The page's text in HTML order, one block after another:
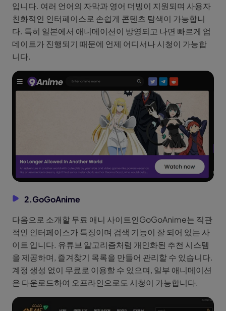
입니다. 여러 언어의 자막과 영어 더빙이 지원되며 사용자
친화적인 인터페이스로 손쉽게 콘텐츠 탐색이 가능합니
다. 특히 일본에서 애니메이션이 방영되고 나면 빠르게 업
데이트가 진행되기 때문에 언제 어디서나 시청이 가능합
니다.
2.GoGoAnime
다음으로 소개할 무료 애니 사이트인GoGoAnime는 직관
적인 인터페이스가 특징이며 검색 기능이 잘 되어 있는 사
이트 입니다. 유튜브 알고리즘처럼 개인화된 추천 시스템
을 제공하며, 즐겨찾기 목록을 만들어 관리할 수 있습니다.
계정 생성 없이 무료로 이용할 수 있으며, 일부 애니메이션
은 다운로드하여 오프라인으로도 시청이 가능합니다.